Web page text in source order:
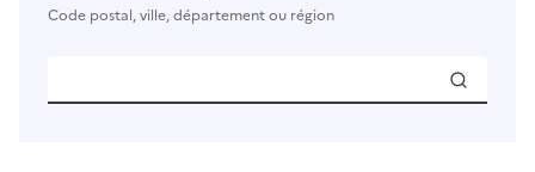
Code postal, ville, département ou région